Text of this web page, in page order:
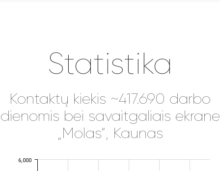
Statistika
Kontaktų kiekis ~417.690 darbo
dienomis bei savaitgaliais ekrane
„Molas“, Kaunas
6,000